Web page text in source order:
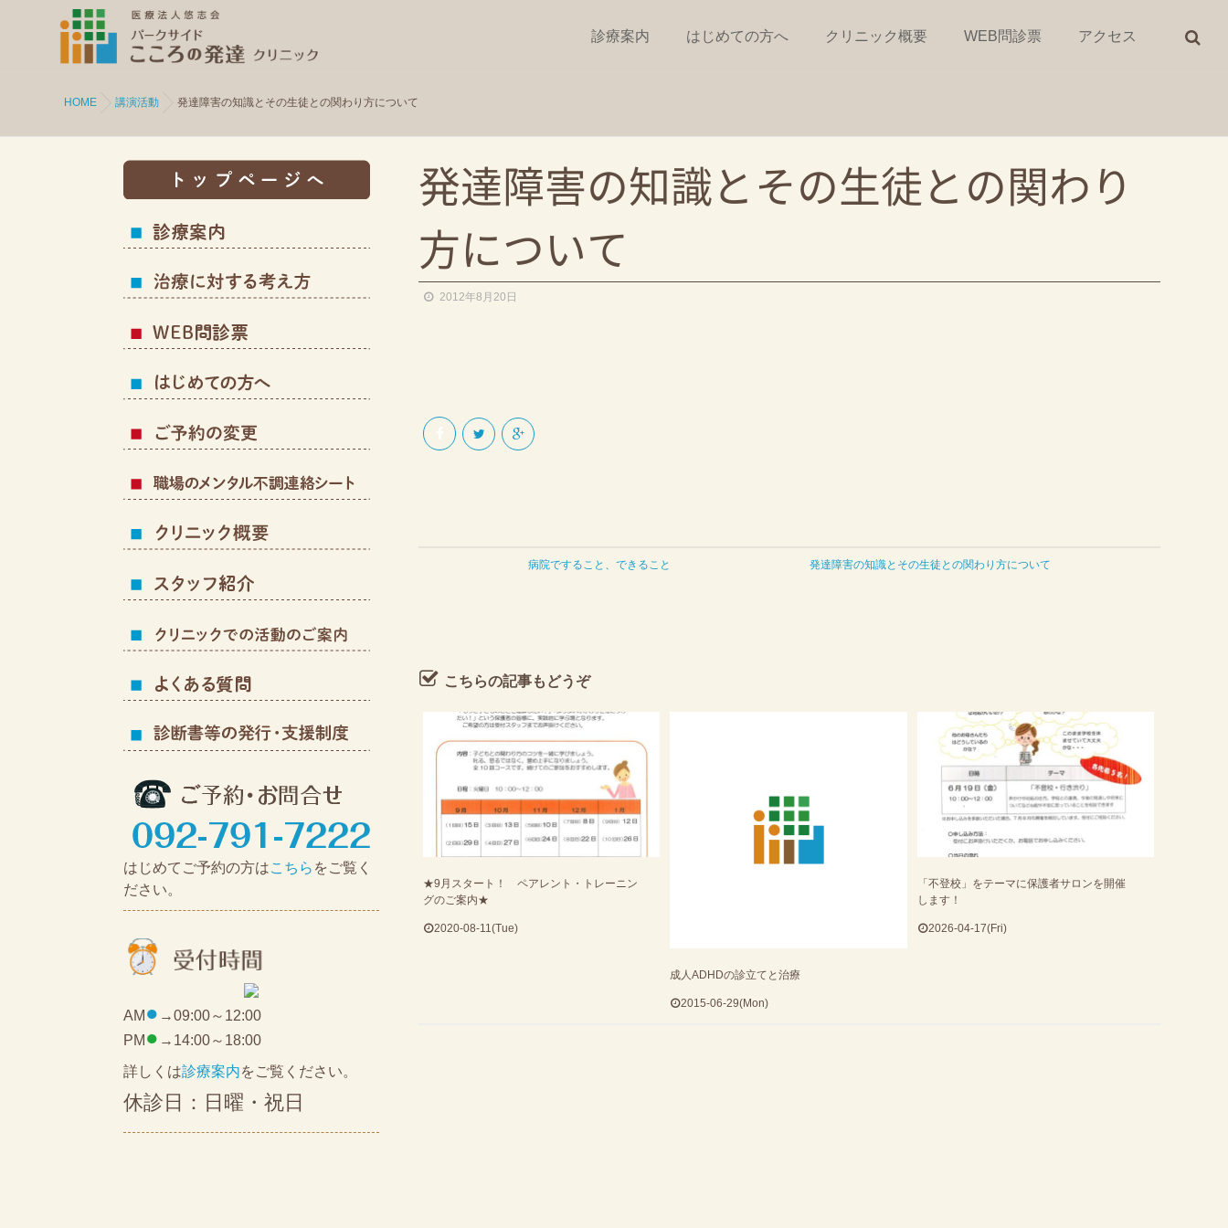
診療案内 はじめての方へ クリニック概要 WEB問診票 アクセス
HOME 講演活動 発達障害の知識とその生徒との関わり方について
発達障害の知識とその生徒との関わり
方について
2012年8月20日
病院ですること、できること 発達障害の知識とその生徒との関わり方について
こちらの記事もどうぞ
★9月スタート！ ペアレント・トレーニン
グのご案内★
2020-08-11(Tue)
成人ADHDの診立てと治療
2015-06-29(Mon)
「不登校」をテーマに保護者サロンを開催
します！
2026-04-17(Fri)
トップページへ
診療案内
治療に対する考え方
支援制度のご紹介
はじめてご予約の方はこちら をご覧く
ださい。
AM ● →09:00～12:00
PM ● →14:00～18:00
詳しくは診療案内をご覧ください。
休診日：日曜・祝日